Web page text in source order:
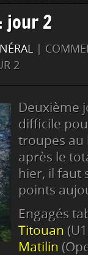
jour 2
2
Deuxième
difficile
troupes au
après le
hier, il faut
points
Engagés
Titouan
Matilin